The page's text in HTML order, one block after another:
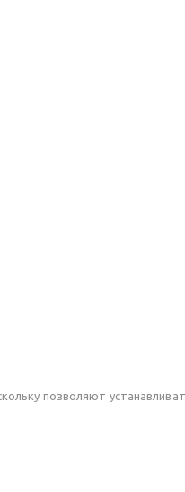
позволяют